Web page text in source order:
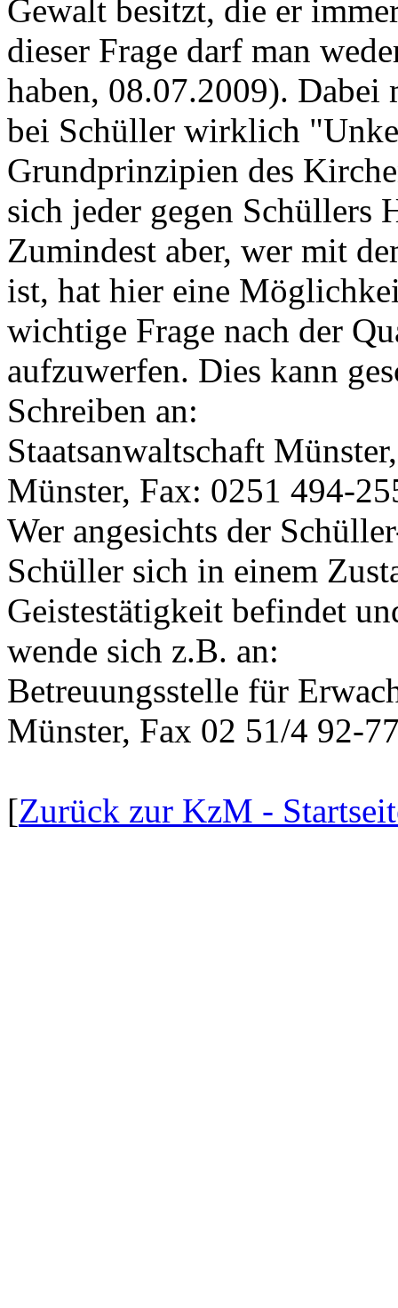
Gewalt besitzt, die er
dieser Frage darf man
haben, 08.07.2009).
bei Schüller wirklich
Grundprinzipien des
sich jeder gegen Schüllers
Zumindest aber, wer mit
ist, hat hier eine
wichtige Frage nach der
aufzuwerfen. Dies kann
Schreiben an:
Staatsanwaltschaft
Münster, Fax: 0251 494-
Wer angesichts der
Schüller sich in einem
Geistestätigkeit befindet
wende sich z.B. an:
Betreuungsstelle für
Münster, Fax 02 51/4 92-
[Zurück zur KzM -